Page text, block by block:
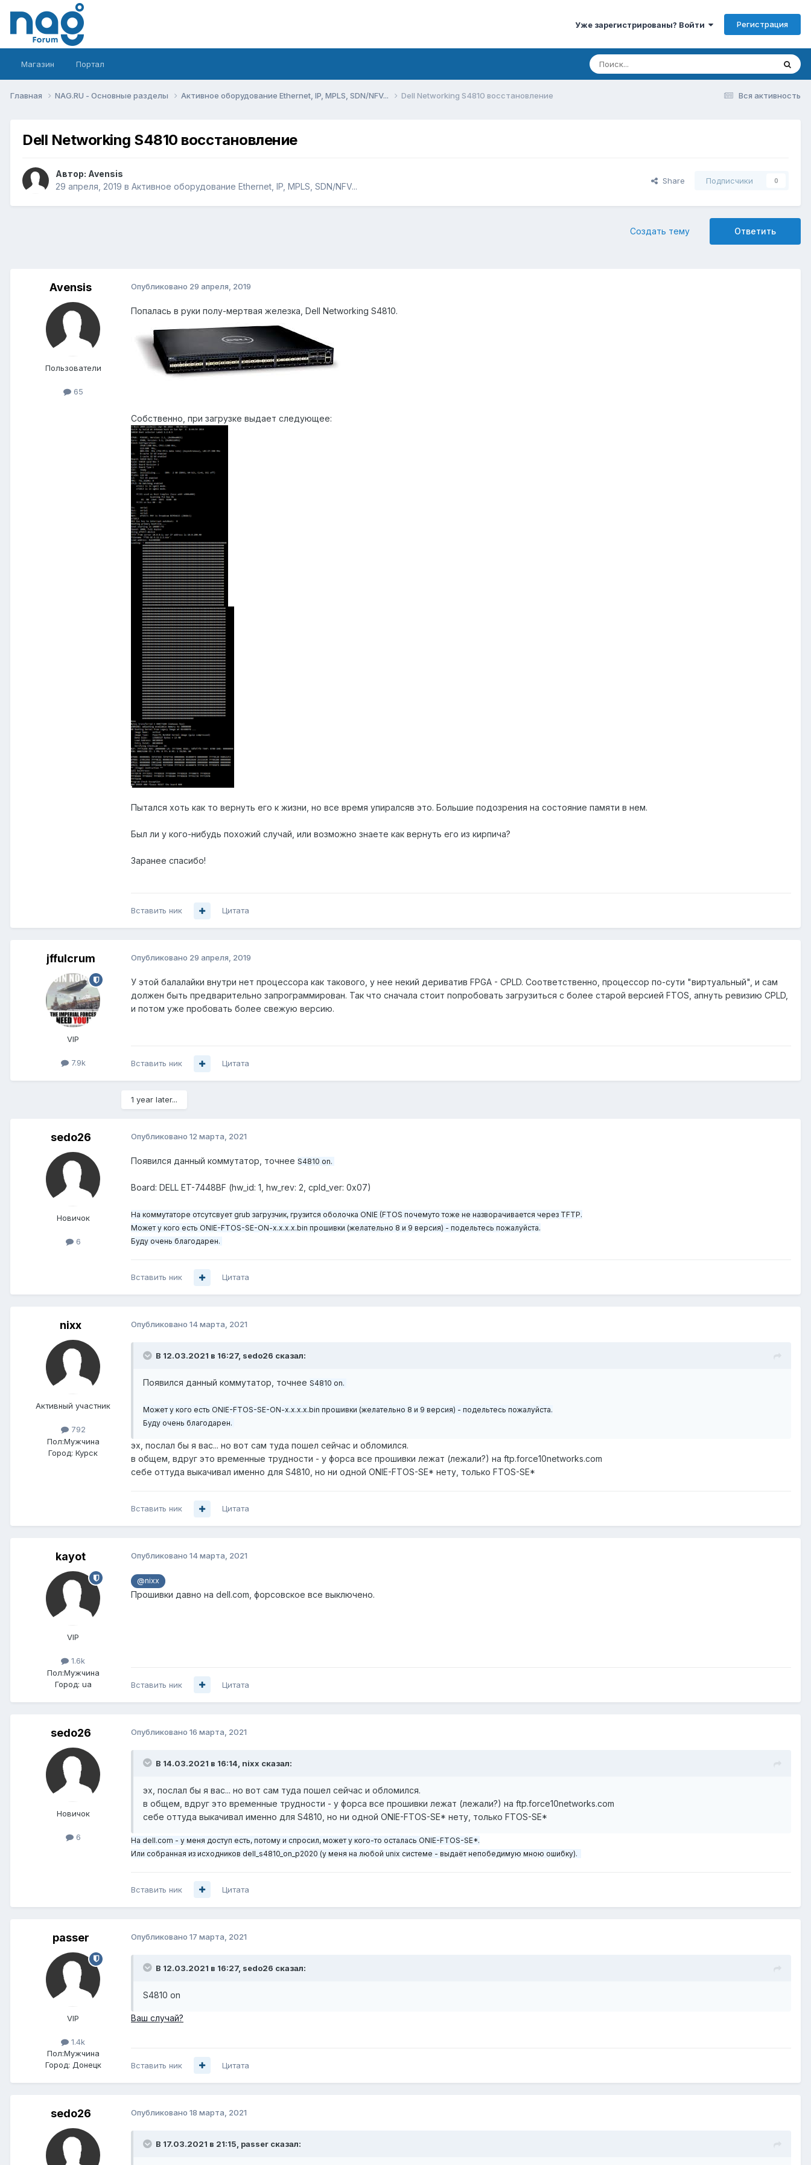
Уже зарегистрированы? Войти Регистрация
Магазин Портал
Вся активность
Главная NAG.RU - Основные разделы Активное оборудование Ethernet, IP, MPLS, SDN/NFV... Dell Networking S4810 восстановление
Dell Networking S4810 восстановление
Автор: Avensis
29 апреля, 2019 в Активное оборудование Ethernet, IP, MPLS, SDN/NFV...
Share Подписчики 0
Ответить
Создать тему
Avensis
Пользователи
65
Опубликовано 29 апреля, 2019
Попалась в руки полу-мертвая железка, Dell Networking S4810.
Собственно, при загрузке выдает следующее:
Пытался хоть как то вернуть его к жизни, но все время упиралсяв это. Большие подозрения на состояние памяти в нем.
Был ли у кого-нибудь похожий случай, или возможно знаете как вернуть его из кирпича?
Заранее спасибо!
Вставить ник Цитата
jffulcrum
VIP
7.9k
Опубликовано 29 апреля, 2019
У этой балалайки внутри нет процессора как такового, у нее некий дериватив FPGA - CPLD. Соответственно, процессор по-сути "виртуальный", и сам
должен быть предварительно запрограммирован. Так что сначала стоит попробовать загрузиться с более старой версией FTOS, апнуть ревизию CPLD,
и потом уже пробовать более свежую версию.
Вставить ник Цитата
1 year later...
sedo26
Новичок
6
Опубликовано 12 марта, 2021
Появился данный коммутатор, точнее S4810 on.
Board: DELL ET-7448BF (hw_id: 1, hw_rev: 2, cpld_ver: 0x07)
Hа коммутаторе отсутсвует grub загрузчик, грузится оболочка ONIE (FTOS почемуто тоже не назворачивается через TFTP.
Может у кого есть ONIE-FTOS-SE-ON-x.x.x.x.bin прошивки (желательно 8 и 9 версия) - подельтесь пожалуйста.
Буду очень благодарен.
Вставить ник Цитата
nixx
Активный участник
792
Пол:Мужчина
Город: Курск
Опубликовано 14 марта, 2021
В 12.03.2021 в 16:27, sedo26 сказал:
Появился данный коммутатор, точнее S4810 on.
Может у кого есть ONIE-FTOS-SE-ON-x.x.x.x.bin прошивки (желательно 8 и 9 версия) - подельтесь пожалуйста.
Буду очень благодарен.
эх, послал бы я вас... но вот сам туда пошел сейчас и обломился.
в общем, вдруг это временные трудности - у форса все прошивки лежат (лежали?) на ftp.force10networks.com
себе оттуда выкачивал именно для S4810, но ни одной ONIE-FTOS-SE* нету, только FTOS-SE*
Вставить ник Цитата
kayot
VIP
1.6k
Пол:Мужчина
Город: ua
Опубликовано 14 марта, 2021
@nixx
Прошивки давно на dell.com, форсовское все выключено.
Вставить ник Цитата
sedo26
Новичок
6
Опубликовано 16 марта, 2021
В 14.03.2021 в 16:14, nixx сказал:
эх, послал бы я вас... но вот сам туда пошел сейчас и обломился.
в общем, вдруг это временные трудности - у форса все прошивки лежат (лежали?) на ftp.force10networks.com
себе оттуда выкачивал именно для S4810, но ни одной ONIE-FTOS-SE* нету, только FTOS-SE*
На dell.com - у меня доступ есть, потому и спросил, может у кого-то осталась ONIE-FTOS-SE*.
Или собранная из исходников dell_s4810_on_p2020 (у меня на любой unix системе - выдаёт непобедимую мною ошибку).
Вставить ник Цитата
passer
VIP
1.4k
Пол:Мужчина
Город: Донецк
Опубликовано 17 марта, 2021
В 12.03.2021 в 16:27, sedo26 сказал:
S4810 on
Ваш случай?
Вставить ник Цитата
sedo26 Опубликовано 18 марта, 2021
В 17.03.2021 в 21:15, passer сказал: